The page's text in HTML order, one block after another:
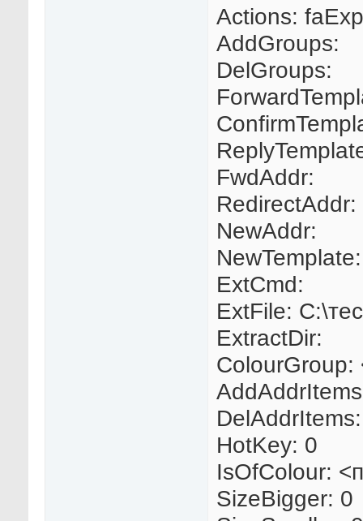
Actions:
AddGroups:
DelGroups:
FwdAddr:
RedirectAddr:
NewAddr:
NewTemplate:
ExtCmd:
ExtFile:
ExtractDir:
HotKey: 0
IsOfColour:
SizeBigger: 0